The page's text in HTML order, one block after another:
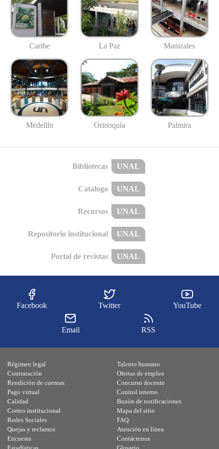
Caribe La Paz Manizales
Medellín Orinoquía Palmira
Bibliotecas UNAL
Catálogo UNAL
Recursos UNAL
Repositorio institucional UNAL
Portal de revistas UNAL
Facebook Twitter YouTube
Email RSS
Régimen legal
Contratación
Rendición de cuentas
Pago virtual
Calidad
Talento humano
Ofertas de empleo
Concurso docente
Control interno
Buzón de notificaciones
Correo institucional
Redes Sociales
Quejas y reclamos
Encuesta
Mapa del sitio
FAQ
Atención en línea
Contáctenos